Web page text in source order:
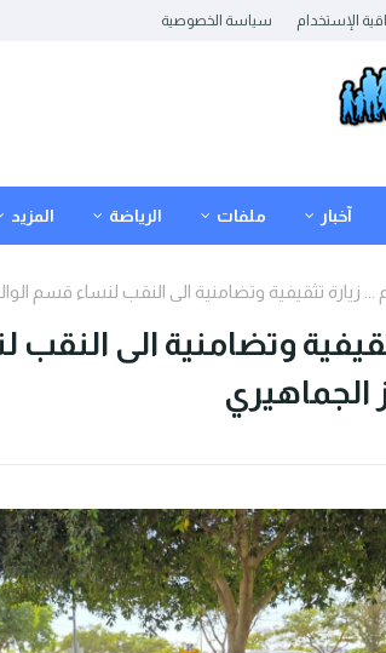
الإستخدام سياسة الخصوصية
آخبار ملفات الرياضة المزيد
... زيارة تثقيفية وتضامنية الى النقب لنساء قسم
وتضامنية الى
الجماهيري